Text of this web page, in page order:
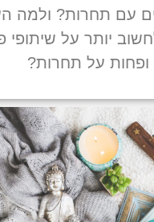
עם תחרות? ולמה
יותר על שיתופי
על תחרות?